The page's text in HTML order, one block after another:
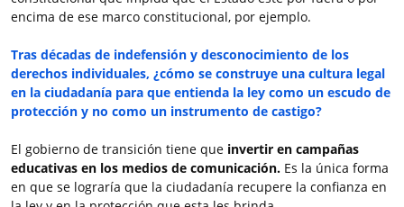
encima de ese marco constitucional, por ejemplo.
Tras décadas de indefensión y desconocimiento de los
derechos individuales, ¿cómo se construye una cultura legal
en la ciudadanía para que entienda la ley como un escudo de
protección y no como un instrumento de castigo?
El gobierno de transición tiene que invertir en campañas
educativas en los medios de comunicación. Es la única forma
en que se lograría que la ciudadanía recupere la confianza en